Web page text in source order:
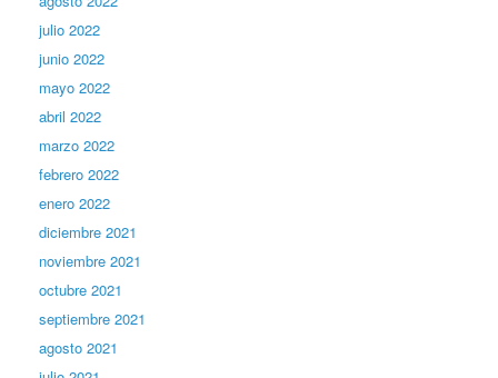
julio 2022
junio 2022
mayo 2022
abril 2022
marzo 2022
febrero 2022
enero 2022
diciembre 2021
noviembre 2021
octubre 2021
septiembre 2021
agosto 2021